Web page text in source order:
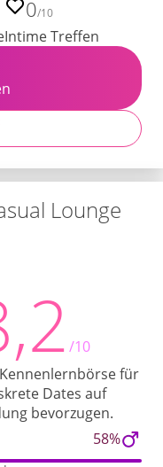
0/10
Intime Treffen
Lounge
/10
für
Dates auf
bevorzugen.
58%